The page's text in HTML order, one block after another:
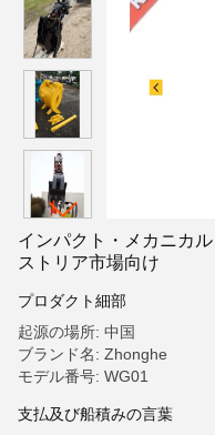
インパクト・メカニカ
ストリア市場向け
プロダクト細部
起源の場所: 中国
ブランド名: Zhonghe
モデル番号: WG01
支払及び船積みの言葉